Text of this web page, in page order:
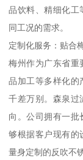
特的地理优势和
靠的过滤产品与定
技术品质：源于专
反吹不锈钢滤芯作
了过滤效率和使
格遵循高标准工艺
了封闭式洁净无尘
队与研发团队紧密
不断优化，使得森